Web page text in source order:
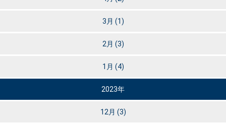
3月 (1)
2月 (3)
1月 (4)
2023年
12月 (3)